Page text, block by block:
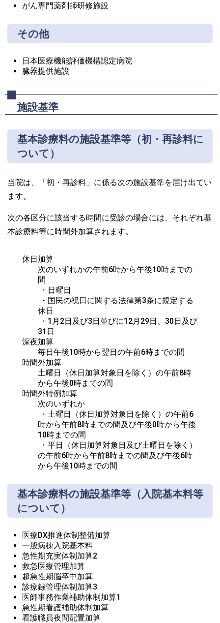
がん専門薬剤師研修施設
その他
日本医療機能評価機構認定病院
臓器提供施設
施設基準
基本診療料の施設基準等（初・再診料に
ついて）
当院は、「初・再診料」に係る次の施設基準を届け出てい
ます。
次の各区分に該当する時間に受診の場合には、それぞれ基
本診療料等に時間外加算されます。
休日加算
次のいずれかの午前6時から午後10時までの
間
休日
31日
深夜加算
毎日午後10時から翌日の午前6時までの間
時間外加算
土曜日（休日加算対象日を除く）の午前8時
から午後0時までの間
時間外特例加算
次のいずれか
時から午前8時までの間及び午後0時から午後
10時までの間
の午前6時から午前8時までの間及び午後6時
から午後10時までの間
基本診療料の施設基準等（入院基本料等
について）
医療DX推進体制整備加算
一般病棟入院基本料
急性期充実体制加算2
救急医療管理加算
超急性期脳卒中加算
診療録管理体制加算3
医師事務作業補助体制加算1
急性期看護補助体制加算
看護職員夜間配置加算